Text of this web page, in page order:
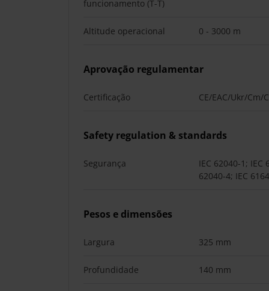
funcionamento (T-T)
Altitude operacional 0 - 3000 m
Aprovação regulamentar
Certificação CE/EAC/Ukr/Cm/
Safety regulation & standards
Segurança
IEC 62040-1; IEC
62040-4; IEC
Pesos e dimensões
Largura 325 mm
Profundidade 140 mm